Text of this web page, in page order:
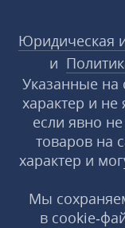
Юридическая
и
Указанные на
характер и
если явно
товаров на
характер и
Мы
в